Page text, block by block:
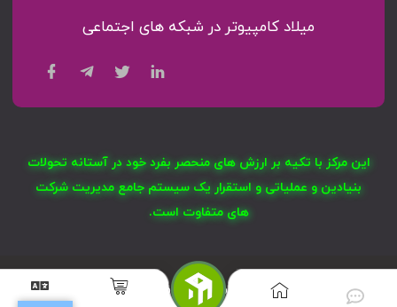
میلاد کامپیوتر در شبکه های اجتماعی
این مرکز با تکیه بر ارزش های منحصر بفرد خود در آستانه تحولات
بنیادین و عملیاتی و استقرار یک سیستم جامع مدیریت شرکت
های متفاوت است.
® کلیه حقوق مرکز کامپیوتری میلاد محفوظ است ™